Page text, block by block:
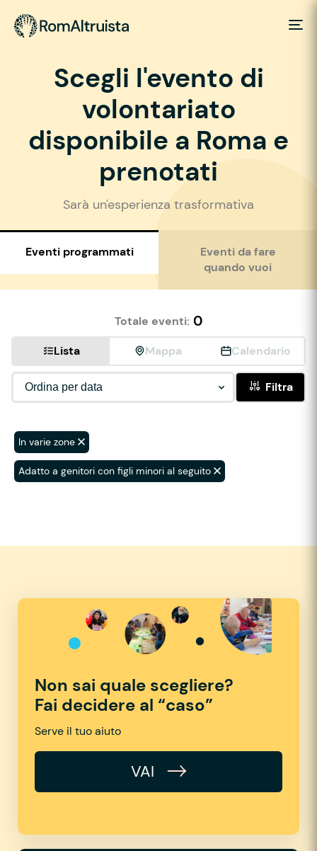
Scegli l'evento di
volontariato
disponibile a Roma e
prenotati
Sarà un'esperienza trasformativa
Eventi programmati
Eventi da fare
quando vuoi
Totale eventi: 0
Lista Mappa Calendario
Filtra
In varie zone
Adatto a genitori con figli minori al seguito
Non sai quale scegliere?
Fai decidere al “caso”
Serve il tuo aiuto
VAI